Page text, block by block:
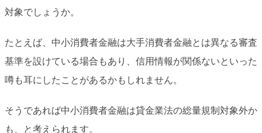
対象でしょうか。
たとえば、中小消費者金融は大手消費者金融とは異なる審査
基準を設けている場合もあり、信用情報が関係ないといった
噂も耳にしたことがあるかもしれません。
そうであれば中小消費者金融は貸金業法の総量規制対象外か
も、と考えられます。